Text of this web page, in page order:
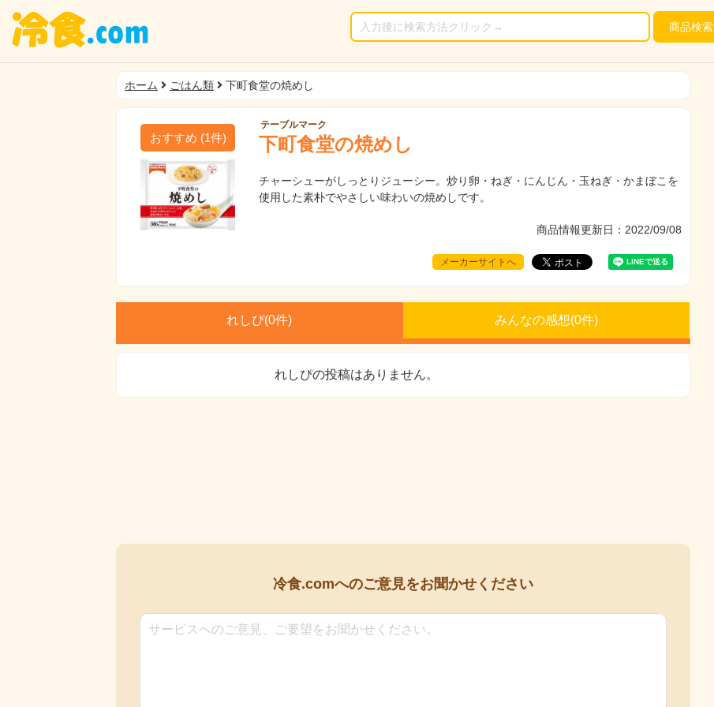
商品検索
ホーム ごはん類 下町食堂の焼めし
おすすめ (1件)
テーブルマーク
下町食堂の焼めし
チャーシューがしっとりジューシー。炒り卵・ねぎ・にんじん・玉ねぎ・かまぼこを
使用した素朴でやさしい味わいの焼めしです。
商品情報更新日：2022/09/08
メーカーサイトへ
れしぴ(0件) みんなの感想(0件)
れしぴの投稿はありません。
冷食.comへのご意見をお聞かせください